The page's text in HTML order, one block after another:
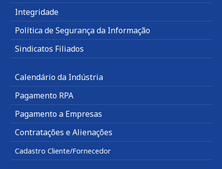
Integridade
Política de Segurança da Informação
Sindicatos Filiados
Calendário da Indústria
Pagamento RPA
Pagamento a Empresas
Contratações e Alienações
Cadastro Cliente/Fornecedor